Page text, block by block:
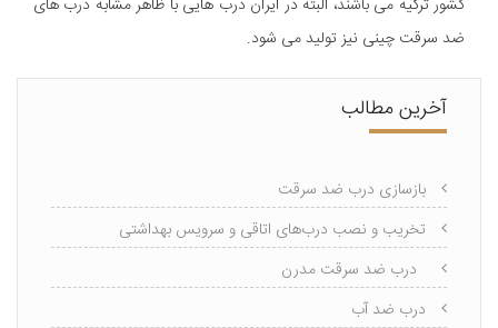
کشور ترکیه می باشند، البته در ایران درب هایی با ظاهر مشابه درب های
ضد سرقت چینی نیز تولید می شود.
آخرین مطالب
بازسازی درب ضد سرقت
تخریب و نصب درب‌های اتاقی و سرویس بهداشتی
درب ضد سرقت مدرن
درب ضد آب